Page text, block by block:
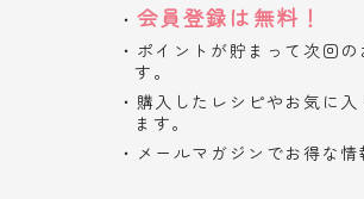
会員登録は無料！
ポイントが貯まって次回
す。
購入したレシピやお気に
ます。
メールマガジンでお得な情